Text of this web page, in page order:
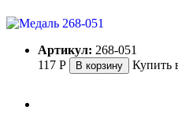
Артикул: 268-051
117 Р В корзину Купить